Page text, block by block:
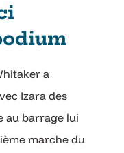
a
Izara des
au barrage lui
marche du